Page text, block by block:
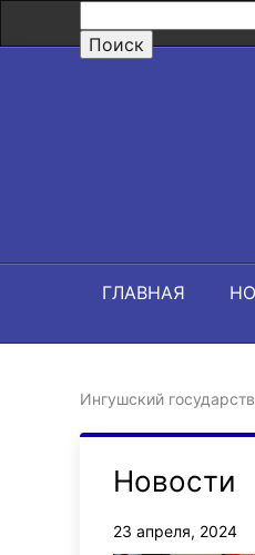
ГЛАВНАЯ
Ингушский
Новости
23 апреля, 2024